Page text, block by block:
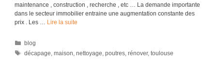
maintenance , construction , recherche , etc … La demande importante
dans le secteur immobilier entraine une augmentation constante des
prix . Les … Lire la suite
Catégories
blog
Étiquettes
décapage,maison,nettoyage,poutres,rénover,toulouse